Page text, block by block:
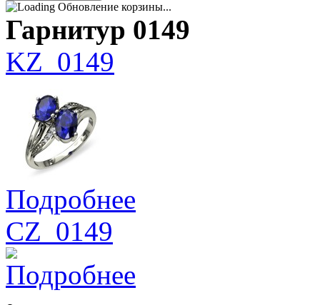
Обновление корзины...
Гарнитур 0149
KZ_0149
Подробнее
CZ_0149
Подробнее